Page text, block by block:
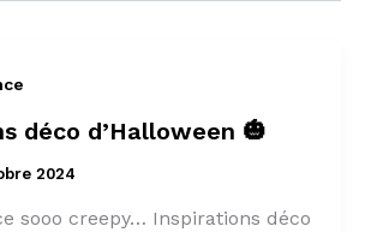
déco d’Halloween 🎃
2024
sooo creepy… Inspirations déco